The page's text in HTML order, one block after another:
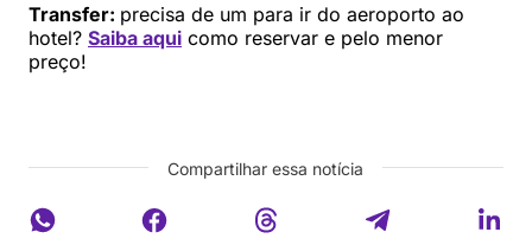
Transfer: precisa de um para ir do aeroporto ao
hotel? Saiba aqui como reservar e pelo menor
preço!
Compartilhar essa notícia